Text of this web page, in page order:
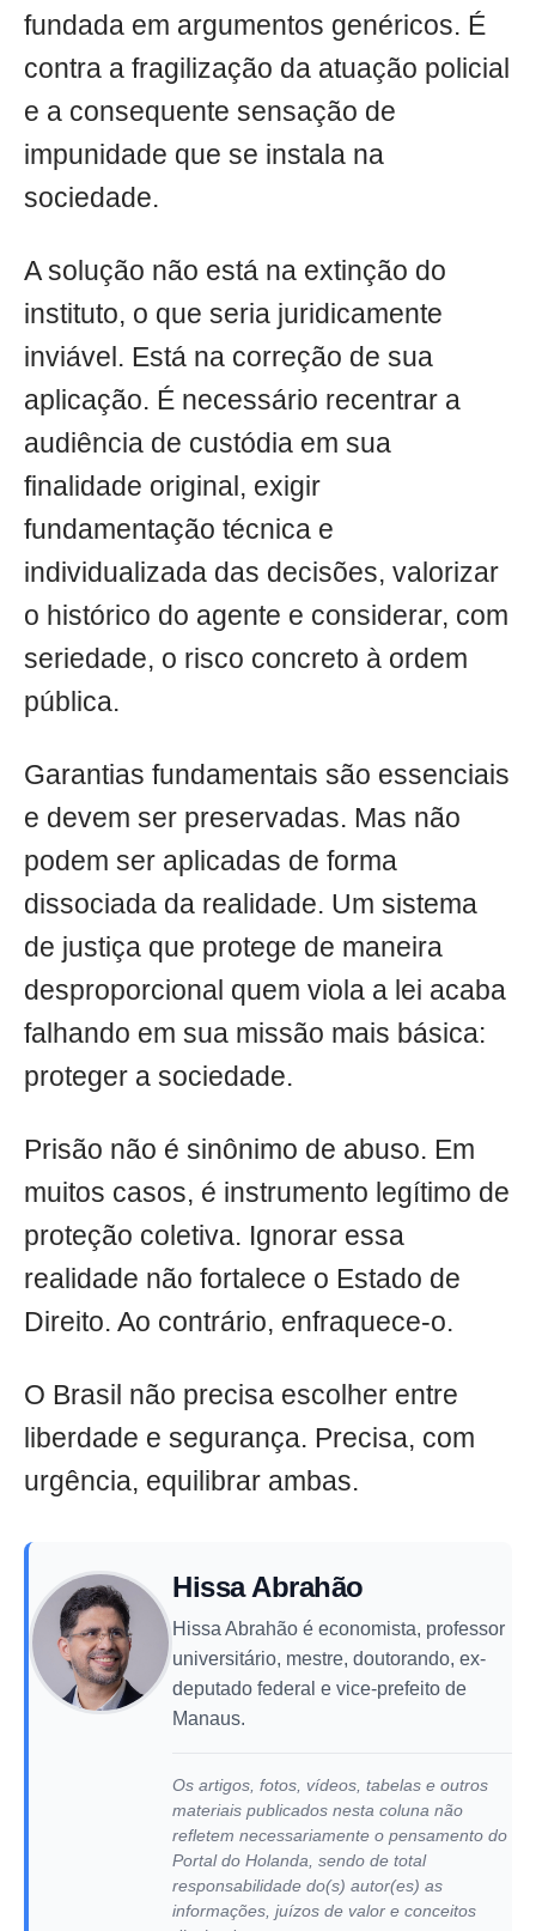
fundada em argumentos genéricos. É
contra a fragilização da atuação policial
e a consequente sensação de
impunidade que se instala na
sociedade.
A solução não está na extinção do
instituto, o que seria juridicamente
inviável. Está na correção de sua
aplicação. É necessário recentrar a
audiência de custódia em sua
finalidade original, exigir
fundamentação técnica e
individualizada das decisões, valorizar
o histórico do agente e considerar, com
seriedade, o risco concreto à ordem
pública.
Garantias fundamentais são essenciais
e devem ser preservadas. Mas não
podem ser aplicadas de forma
dissociada da realidade. Um sistema
de justiça que protege de maneira
desproporcional quem viola a lei acaba
falhando em sua missão mais básica:
proteger a sociedade.
Prisão não é sinônimo de abuso. Em
muitos casos, é instrumento legítimo de
proteção coletiva. Ignorar essa
realidade não fortalece o Estado de
Direito. Ao contrário, enfraquece-o.
O Brasil não precisa escolher entre
liberdade e segurança. Precisa, com
urgência, equilibrar ambas.
Hissa Abrahão
Hissa Abrahão é economista, professor
universitário, mestre, doutorando, ex-
deputado federal e vice-prefeito de
Manaus.
Os artigos, fotos, vídeos, tabelas e outros
materiais publicados nesta coluna não
refletem necessariamente o pensamento do
Portal do Holanda, sendo de total
responsabilidade do(s) autor(es) as
informações, juízos de valor e conceitos